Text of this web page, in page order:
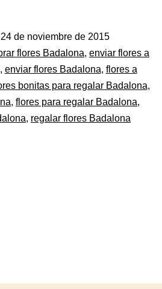
Florista.
Ramos
de
Rosas
24 de noviembre de 2015
flores Badalona, enviar flores a
, enviar flores Badalona, flores a
bonitas para regalar Badalona,
, flores para regalar Badalona,
, regalar flores Badalona